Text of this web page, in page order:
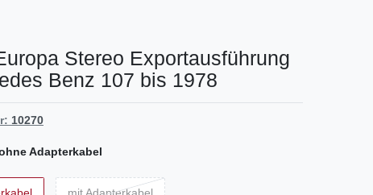
Stereo Exportausführung
Benz 107 bis 1978
10270
Adapterkabel